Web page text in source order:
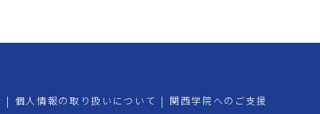
| 個人情報の取り扱いについて | 関西学院へのご支援